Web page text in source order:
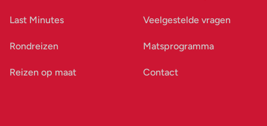
Last Minutes
Rondreizen
Reizen op maat
Veelgestelde vragen
Matsprogramma
Contact